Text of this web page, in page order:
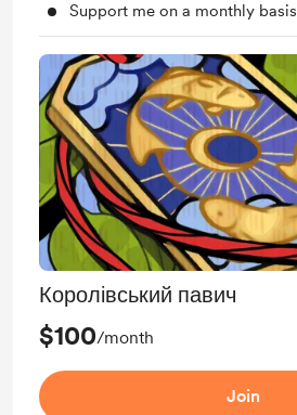
Support me on a monthly basis
Королівський павич
$100/month
Join